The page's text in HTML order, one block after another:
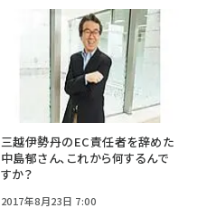
三越伊勢丹のEC責任者を辞めた
中島郁さん、これから何するんで
すか？
2017年8月23日 7:00